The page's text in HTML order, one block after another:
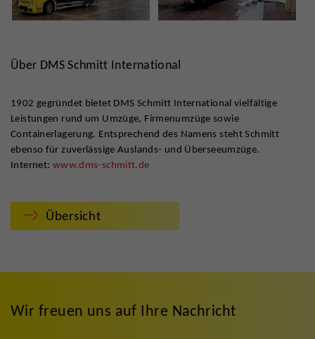
Über DMS Schmitt International
1902 gegründet bietet DMS Schmitt International vielfältige
Leistungen rund um Umzüge, Firmenumzüge sowie
Containerlagerung. Entsprechend des Namens steht Schmitt
ebenso für zuverlässige Auslands- und Überseeumzüge.
Internet: www.dms-schmitt.de
Übersicht
Wir freuen uns auf Ihre Nachricht